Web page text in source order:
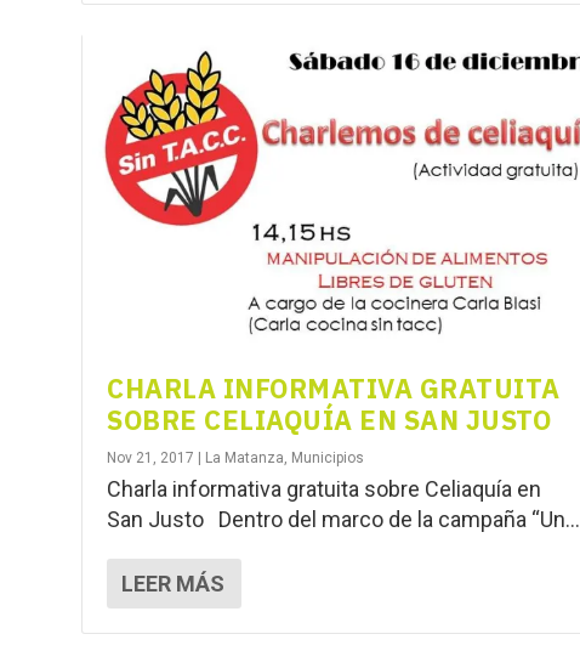
CHARLA INFORMATIVA GRATUITA
SOBRE CELIAQUÍA EN SAN JUSTO
Nov 21, 2017 La Matanza, Municipios
Charla informativa gratuita sobre Celiaquía en
San Justo Dentro del marco de la campaña “Un...
LEER MÁS